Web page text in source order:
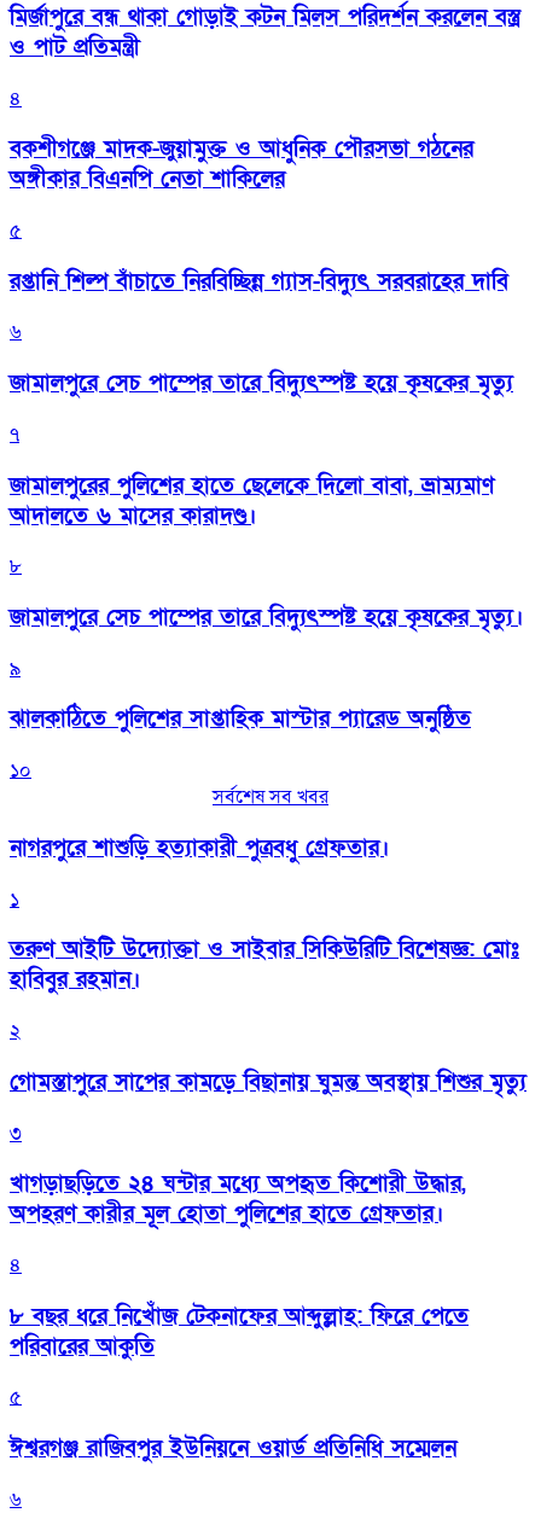
মির্জাপুরে বন্ধ থাকা গোড়াই কটন মিলস পরিদর্শন করলেন বস্ত্র
ও পাট প্রতিমন্ত্রী
৪
বকশীগঞ্জে মাদক-জুয়ামুক্ত ও আধুনিক পৌরসভা গঠনের
অঙ্গীকার বিএনপি নেতা শাকিলের
৫
রপ্তানি শিল্প বাঁচাতে নিরবিচ্ছিন্ন গ্যাস-বিদ্যুৎ সরবরাহের দাবি
৬
জামালপুরে সেচ পাম্পের তারে বিদ্যুৎস্পষ্ট হয়ে কৃষকের মৃত্যু
৭
জামালপুরের পুলিশের হাতে ছেলেকে দিলো বাবা, ভ্রাম্যমাণ
আদালতে ৬ মাসের কারাদণ্ড।
৮
জামালপুরে সেচ পাম্পের তারে বিদ্যুৎস্পষ্ট হয়ে কৃষকের মৃত্যু।
৯
‎ঝালকাঠিতে পুলিশের সাপ্তাহিক মাস্টার প্যারেড অনুষ্ঠিত
১০
সর্বশেষ সব খবর
নাগরপুরে শাশুড়ি হত্যাকারী পুত্রবধু গ্রেফতার।
১
তরুণ আইটি উদ্যোক্তা ও সাইবার সিকিউরিটি বিশেষজ্ঞ: মোঃ
হাবিবুর রহমান।
২
গোমস্তাপুরে সাপের কামড়ে বিছানায় ঘুমন্ত অবস্থায় শিশুর মৃত্যু
৩
খাগড়াছড়িতে ২৪ ঘন্টার মধ্যে অপহৃত কিশোরী উদ্ধার,
অপহরণ কারীর মূল হোতা পুলিশের হাতে গ্রেফতার।
৪
৮ বছর ধরে নিখোঁজ টেকনাফের আব্দুল্লাহ: ফিরে পেতে
পরিবারের আকুতি
৫
ঈশ্বরগঞ্জ রাজিবপুর ইউনিয়নে ওয়ার্ড প্রতিনিধি সম্মেলন
৬